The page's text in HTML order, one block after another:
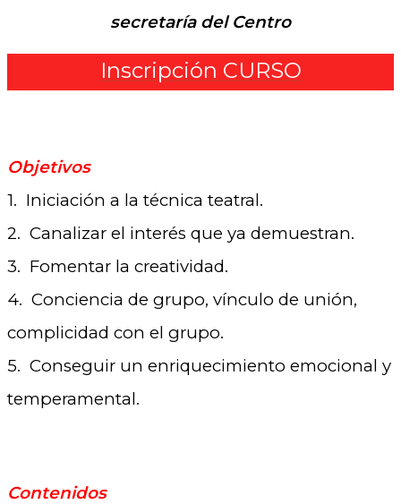
secretaría del Centro
Inscripción CURSO
Objetivos
1. Iniciación a la técnica teatral.
2. Canalizar el interés que ya demuestran.
3. Fomentar la creatividad.
4. Conciencia de grupo, vínculo de unión,
complicidad con el grupo.
5. Conseguir un enriquecimiento emocional y
temperamental.
Contenidos